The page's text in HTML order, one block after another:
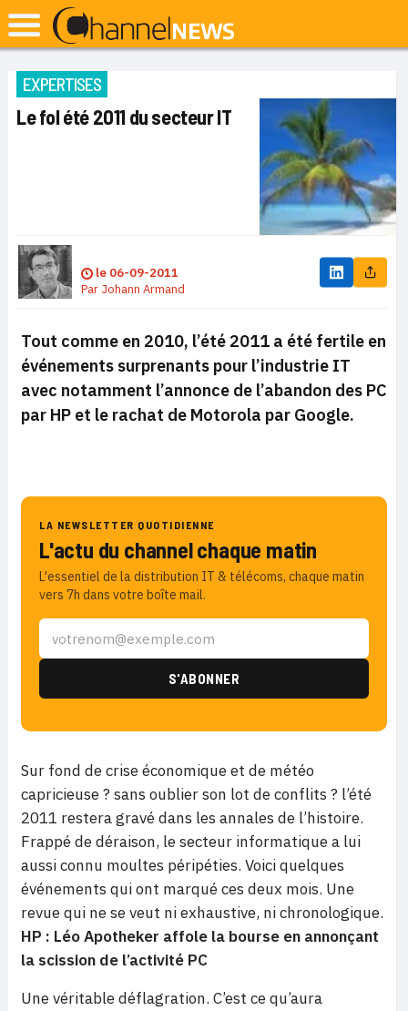
EXPERTISES
Le fol été 2011 du secteur IT
le 06-09-2011
Par Johann Armand
Tout comme en 2010, l’été 2011 a été fertile en
événements surprenants pour l’industrie IT
avec notamment l’annonce de l’abandon des PC
par HP et le rachat de Motorola par Google.
LA NEWSLETTER QUOTIDIENNE
L'actu du channel chaque matin
L'essentiel de la distribution IT & télécoms, chaque matin
vers 7h dans votre boîte mail.
Sur fond de crise économique et de météo
capricieuse ? sans oublier son lot de conflits ? l’été
2011 restera gravé dans les annales de l’histoire.
Frappé de déraison, le secteur informatique a lui
aussi connu moultes péripéties. Voici quelques
événements qui ont marqué ces deux mois. Une
revue qui ne se veut ni exhaustive, ni chronologique.
HP : Léo Apotheker affole la bourse en annonçant
la scission de l’activité PC
Une véritable déflagration. C’est ce qu’aura